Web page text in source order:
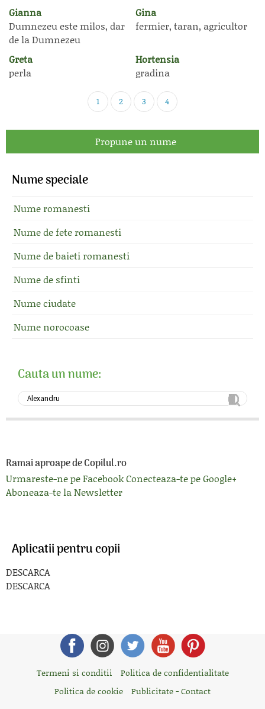
Gianna
Dumnezeu este milos, dar
de la Dumnezeu
Gina
fermier, taran, agricultor
Greta
perla
Hortensia
gradina
1 2 3 4
Propune un nume
Nume speciale
Nume romanesti
Nume de fete romanesti
Nume de baieti romanesti
Nume de sfinti
Nume ciudate
Nume norocoase
Cauta un nume:
Ramai aproape de Copilul.ro
Urmareste-ne pe FacebookConecteaza-te pe Google+
Aboneaza-te la Newsletter
Aplicatii pentru copii
DESCARCA
DESCARCA
Termeni si conditii
Politica de confidentialitate
Politica de cookie
Publicitate - Contact